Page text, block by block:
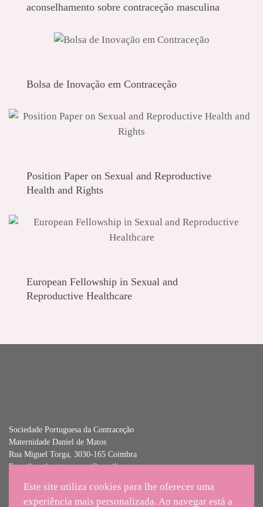
Este site utiliza cookies para lhe oferecer uma
experiência mais personalizada. Ao navegar está a
aconselhamento sobre contraceção masculina
Bolsa de Inovação em Contraceção
Position Paper on Sexual and Reproductive
Health and Rights
European Fellowship in Sexual and
Reproductive Healthcare
Sociedade Portuguesa da Contraceção
Maternidade Daniel de Matos
Rua Miguel Torga, 3030-165 Coimbra
E-mail:spdcontracepcao@gmail.com
© Copyright 2021 - Sociedade Portuguesa da Contraceção | Todos os